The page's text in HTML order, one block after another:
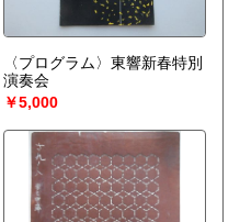
〈プログラム〉東響新春特別
演奏会
￥5,000